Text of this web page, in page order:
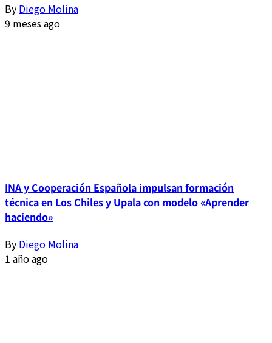
By Diego Molina
9 meses ago
INA y Cooperación Española impulsan formación
técnica en Los Chiles y Upala con modelo «Aprender
haciendo»
By Diego Molina
1 año ago